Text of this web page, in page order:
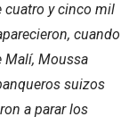
cuatro y cinco mil
cuando
Malí, Moussa
suizos
a parar los